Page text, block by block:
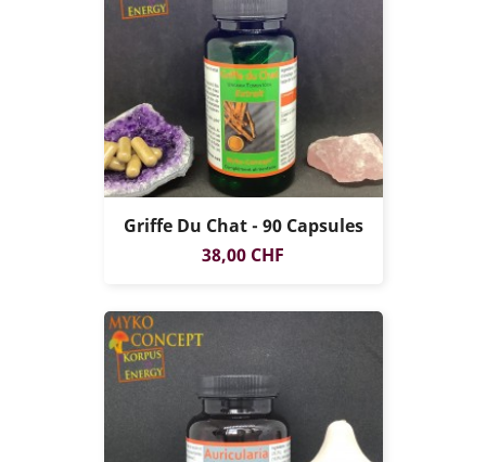
Griffe Du Chat - 90 Capsules
Prix
38,00 CHF